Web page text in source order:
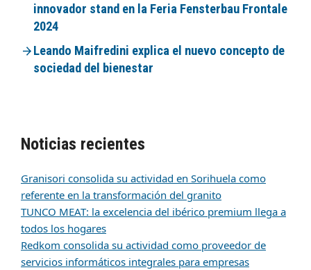
innovador stand en la Feria Fensterbau Frontale
2024
Leando Maifredini explica el nuevo concepto de
sociedad del bienestar
Noticias recientes
Granisori consolida su actividad en Sorihuela como
referente en la transformación del granito
TUNCO MEAT: la excelencia del ibérico premium llega a
todos los hogares
Redkom consolida su actividad como proveedor de
servicios informáticos integrales para empresas